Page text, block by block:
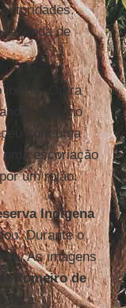
de
joelho. Outra
e meio no
com uma
escoriação
um rojão.
Indígena
Durante o
As imagens
Romeiro de
de a